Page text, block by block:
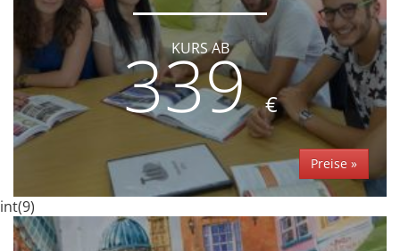
KURS AB
339€
Preise »
int(9)